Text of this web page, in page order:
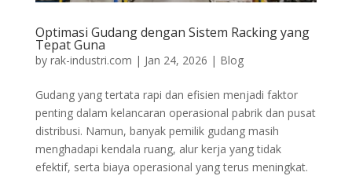
Optimasi Gudang dengan Sistem Racking yang
Tepat Guna
by rak-industri.com | Jan 24, 2026 | Blog
Gudang yang tertata rapi dan efisien menjadi faktor
penting dalam kelancaran operasional pabrik dan pusat
distribusi. Namun, banyak pemilik gudang masih
menghadapi kendala ruang, alur kerja yang tidak
efektif, serta biaya operasional yang terus meningkat.